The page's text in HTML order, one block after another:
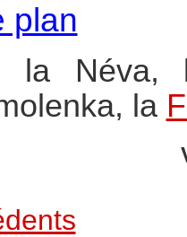
plan
la Néva,
la